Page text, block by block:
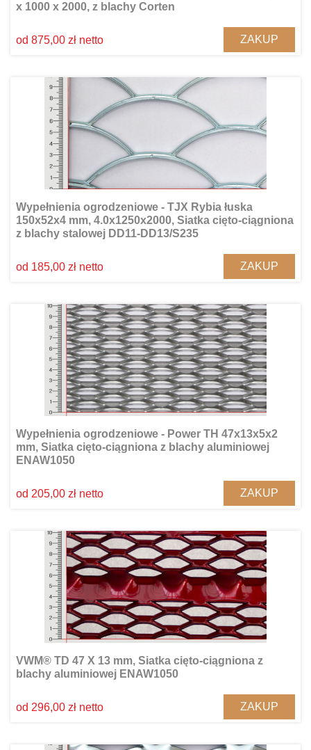
x 1000 x 2000, z blachy Corten
od 875,00 zł netto ZAKUP
Wypełnienia ogrodzeniowe - TJX Rybia łuska
150x52x4 mm, 4.0x1250x2000, Siatka cięto-ciągniona
z blachy stalowej DD11-DD13/S235
od 185,00 zł netto ZAKUP
Wypełnienia ogrodzeniowe - Power TH 47x13x5x2
mm, Siatka cięto-ciągniona z blachy aluminiowej
ENAW1050
od 205,00 zł netto ZAKUP
VWM® TD 47 X 13 mm, Siatka cięto-ciągniona z
blachy aluminiowej ENAW1050
od 296,00 zł netto ZAKUP